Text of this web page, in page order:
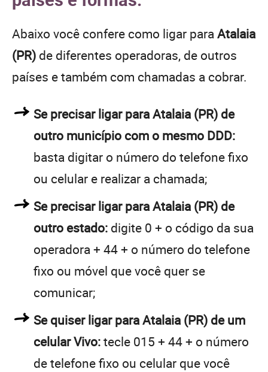
Abaixo você confere como ligar para Atalaia
(PR) de diferentes operadoras, de outros
países e também com chamadas a cobrar.
Se precisar ligar para Atalaia (PR) de
outro município com o mesmo DDD:
basta digitar o número do telefone fixo
ou celular e realizar a chamada;
Se precisar ligar para Atalaia (PR) de
outro estado: digite 0 + o código da sua
operadora + 44 + o número do telefone
fixo ou móvel que você quer se
comunicar;
Se quiser ligar para Atalaia (PR) de um
celular Vivo:tecle 015 + 44 + o número
de telefone fixo ou celular que você